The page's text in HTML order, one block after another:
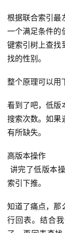
根据联合索引最
一个满足条件的
键索引树上查找
找的性别。
整个原理可以用
看到了吧，低版
搜索次数。如果
有所缺失。
高版本操作
索引下推。
知道了痛点，那
行回表。结合